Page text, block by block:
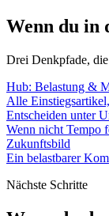
Wenn du in
Drei Denkpfade,
Hub: Belastung &
Alle
Entscheiden unter
Wenn nicht Tempo
Zukunftsbild
Ein belastbarer
Nächste Schritte